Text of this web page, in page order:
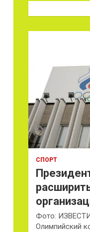
к
СПОРТ
Фото:
Олимпийский